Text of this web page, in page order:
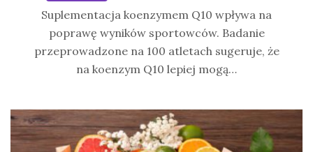
Suplementacja koenzymem Q10 wpływa na
poprawę wyników sportowców. Badanie
przeprowadzone na 100 atletach sugeruje, że
na koenzym Q10 lepiej mogą…